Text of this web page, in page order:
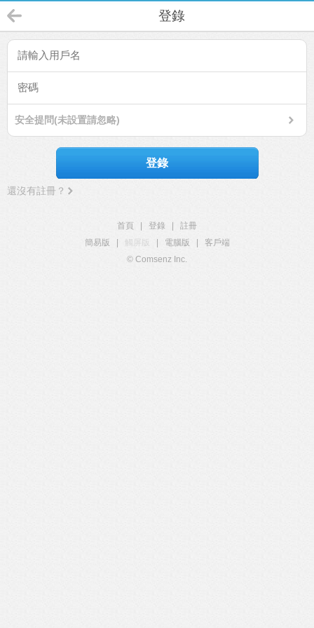
登錄
安全提問(未設置請忽略)
登錄
還沒有註冊？
首頁 登錄
註冊
簡易版
觸屏版 電腦版
客戶端
© Comsenz Inc.